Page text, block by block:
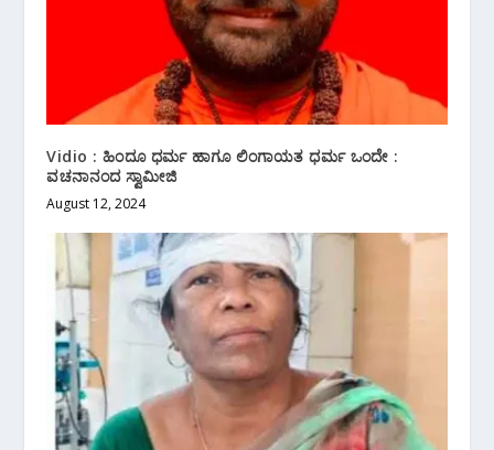
Vidio : ಹಿಂದೂ ಧರ್ಮ ಹಾಗೂ ಲಿಂಗಾಯತ ಧರ್ಮ ಒಂದೇ :
ವಚನಾನಂದ ಸ್ವಾಮೀಜಿ
August 12, 2024